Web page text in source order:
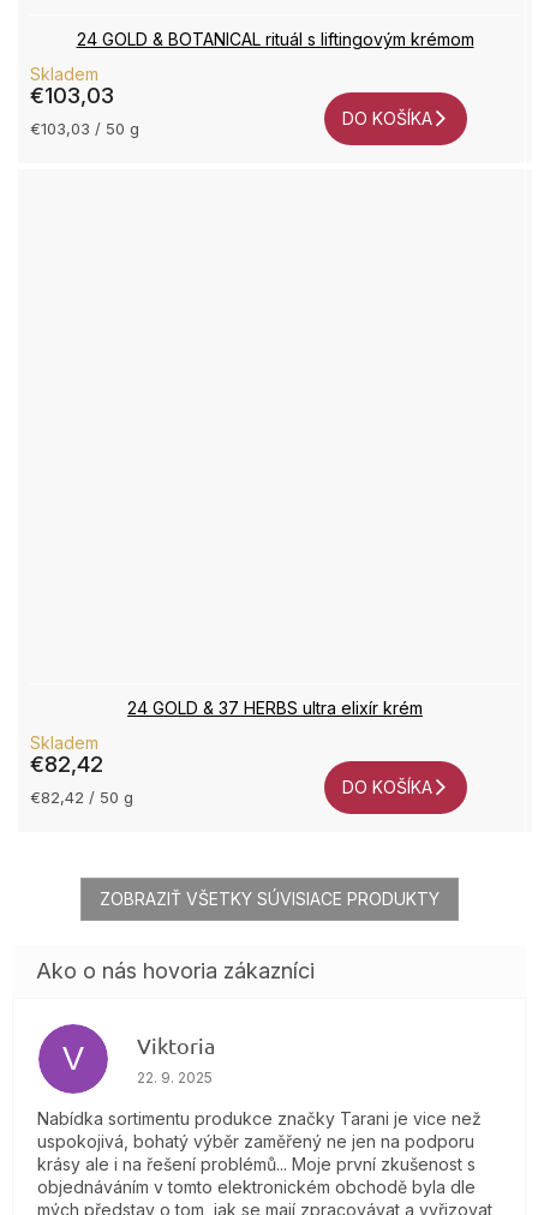
24 GOLD & BOTANICAL rituál s liftingovým krémom
Skladem
€103,03
Jednotková
€103,03 / 50 g
DO KOŠÍKA
24 GOLD & 37 HERBS ultra elixír krém
Skladem
€82,42
Jednotková
€82,42 / 50 g
DO KOŠÍKA
ZOBRAZIŤ VŠETKY SÚVISIACE PRODUKTY
V Viktoria
Hodnotenie obchodu je 4 z 5 hviezdičiek.
22. 9. 2025
Nabídka sortimentu produkce značky Tarani je vice než
uspokojivá, bohatý výběr zaměřený ne jen na podporu
krásy ale i na řešení problémů... Moje první zkušenost s
objednáváním v tomto elektronickém obchodě byla dle
mých představ o tom, jak se mají zpracovávat a vyřizovat